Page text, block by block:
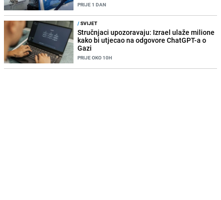
PRIJE 1 DAN
/SVIJET
Stručnjaci upozoravaju: Izrael ulaže milione
kako bi utjecao na odgovore ChatGPT-a o
Gazi
PRIJE OKO 10H